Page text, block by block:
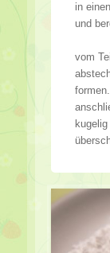
in
und
vom